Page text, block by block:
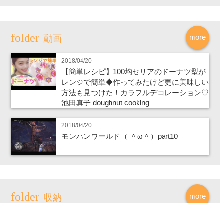
more
動画
2018/04/20
【簡単レシピ】100均セリアのドーナツ型が
レンジで簡単◆作ってみたけど更に美味しい
方法も見つけた！カラフルデコレーション♡
池田真子 doughnut cooking
2018/04/20
モンハンワールド（ ＾ω＾）part10
more
収納